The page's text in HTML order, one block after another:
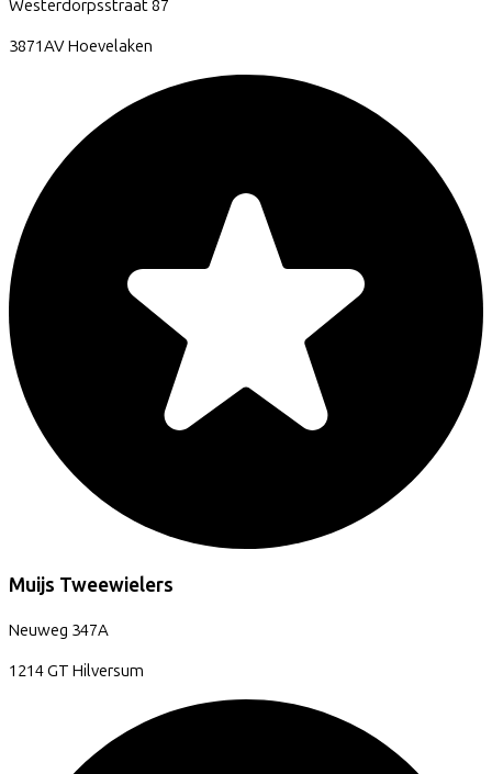
Westerdorpsstraat87
3871AVHoevelaken
Muijs Tweewielers
Neuweg 347A
1214 GT Hilversum